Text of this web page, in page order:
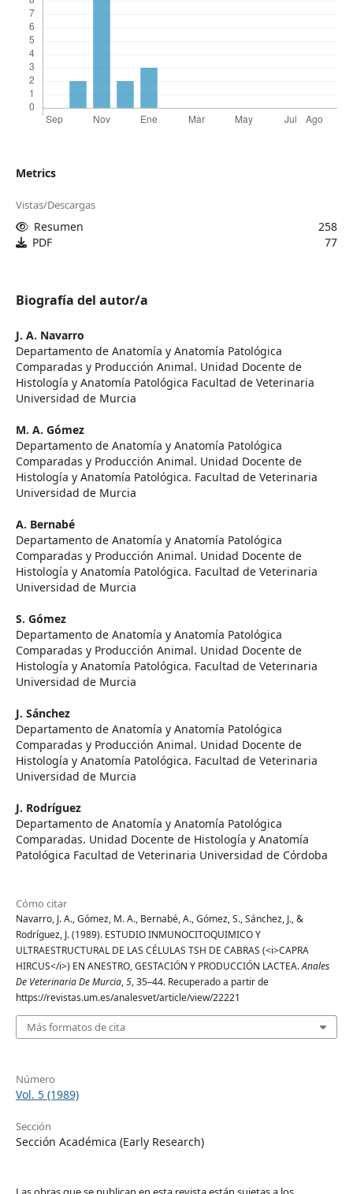
Metrics
Vistas/Descargas
Resumen
258
PDF
77
Biografía del autor/a
J. A. Navarro
Departamento de Anatomía y Anatomía Patológica
Comparadas y Producción Animal. Unidad Docente de
Histología y Anatomía Patológica Facultad de Veterinaria
Universidad de Murcia
M. A. Gómez
Departamento de Anatomía y Anatomía Patológica
Comparadas y Producción Animal. Unidad Docente de
Histología y Anatomía Patológica. Facultad de Veterinaria
Universidad de Murcia
A. Bernabé
Departamento de Anatomía y Anatomía Patológica
Comparadas y Producción Animal. Unidad Docente de
Histología y Anatomía Patológica. Facultad de Veterinaria
Universidad de Murcia
S. Gómez
Departamento de Anatomía y Anatomía Patológica
Comparadas y Producción Animal. Unidad Docente de
Histología y Anatomía Patológica. Facultad de Veterinaria
Universidad de Murcia
J. Sánchez
Departamento de Anatomía y Anatomía Patológica
Comparadas y Producción Animal. Unidad Docente de
Histología y Anatomía Patológica. Facultad de Veterinaria
Universidad de Murcia
J. Rodríguez
Departamento de Anatomía y Anatomía Patológica
Comparadas. Unidad Docente de Histología y Anatomía
Patológica Facultad de Veterinaria Universidad de Córdoba
Cómo citar
Navarro, J. A., Gómez, M. A., Bernabé, A., Gómez, S., Sánchez, J., &
Rodríguez, J. (1989). ESTUDIO INMUNOCITOQUIMICO Y
ULTRAESTRUCTURAL DE LAS CÉLULAS TSH DE CABRAS (<i>CAPRA
HIRCUS</i>) EN ANESTRO, GESTACIÓN Y PRODUCCIÓN LACTEA.Anales
De Veterinaria De Murcia,5, 35–44. Recuperado a partir de
https://revistas.um.es/analesvet/article/view/22221
Más formatos de cita
Número
Vol. 5 (1989)
Sección
Sección Académica (Early Research)